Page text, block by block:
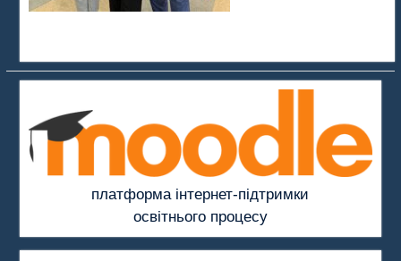
платформа інтернет-підтримки
освітнього процесу